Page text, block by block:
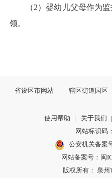
（2）婴幼儿父母作为监
领。
省设区市网站 辖区街道园区
使用帮助 | 关于我们 |
网站标识码
公安机关备案
网站备案号：闽
版权所有： 泉